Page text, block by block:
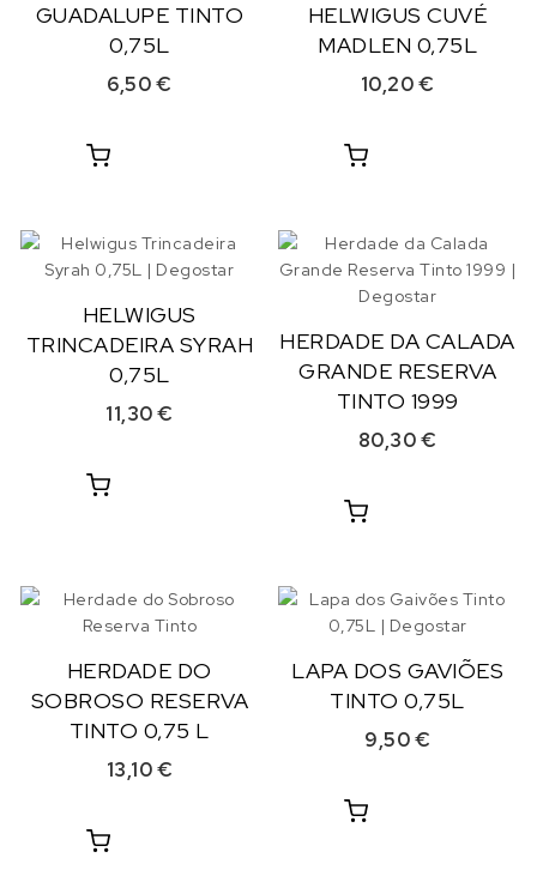
GUADALUPE TINTO
0,75L
6,50€
HELWIGUS CUVÉ
MADLEN 0,75L
10,20€
HELWIGUS
TRINCADEIRA SYRAH
0,75L
11,30€
HERDADE DA CALADA
GRANDE RESERVA
TINTO 1999
80,30€
HERDADE DO
SOBROSO RESERVA
TINTO 0,75 L
13,10€
LAPA DOS GAVIÕES
TINTO 0,75L
9,50€